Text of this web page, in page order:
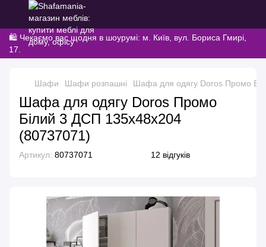
🛍️ Чекаємо вас щодня в шоурумі: м. Київ, вул. Бориса Гмирі,
17.
Шафи Шафи розпашні Шафа для одягу Doros Промо
Шафа для одягу Doros Промо
Білий 3 ДСП 135х48х204
(80737071)
Артикул: 80737071 12 відгуків